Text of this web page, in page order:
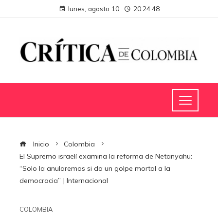
lunes, agosto 10 20:24:49
Inicio
Colombia
El Supremo israelí examina la reforma de Netanyahu:
“Solo la anularemos si da un golpe mortal a la
democracia” | Internacional
COLOMBIA